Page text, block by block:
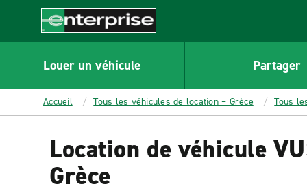
CONTENT
Enterprise
Louer un véhicule Partager
Accueil Tous les véhicules de location – Grèce Tous
Location de véhicule
Grèce